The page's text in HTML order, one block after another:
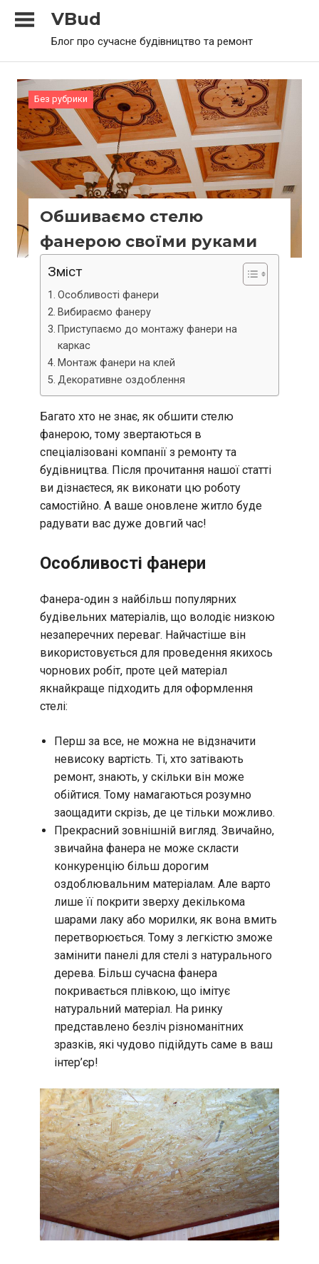
VBud
Блог про сучасне будівництво та ремонт
Без рубрики
Обшиваємо стелю
фанерою своїми руками
Зміст
Особливості фанери
Вибираємо фанеру
Приступаємо до монтажу фанери на
каркас
Монтаж фанери на клей
Декоративне оздоблення
Багато хто не знає, як обшити стелю
фанерою, тому звертаються в
спеціалізовані компанії з ремонту та
будівництва. Після прочитання нашої статті
ви дізнаєтеся, як виконати цю роботу
самостійно. А ваше оновлене житло буде
радувати вас дуже довгий час!
Особливості фанери
Фанера-один з найбільш популярних
будівельних матеріалів, що володіє низкою
незаперечних переваг. Найчастіше він
використовується для проведення якихось
чорнових робіт, проте цей матеріал
якнайкраще підходить для оформлення
стелі:
Перш за все, не можна не відзначити
невисоку вартість. Ті, хто затівають
ремонт, знають, у скільки він може
обійтися. Тому намагаються розумно
заощадити скрізь, де це тільки можливо.
Прекрасний зовнішній вигляд. Звичайно,
звичайна фанера не може скласти
конкуренцію більш дорогим
оздоблювальним матеріалам. Але варто
лише її покрити зверху декількома
шарами лаку або морилки, як вона вмить
перетворюється. Тому з легкістю зможе
замінити панелі для стелі з натурального
дерева. Більш сучасна фанера
покривається плівкою, що імітує
натуральний матеріал. На ринку
представлено безліч різноманітних
зразків, які чудово підійдуть саме в ваш
інтер’єр!